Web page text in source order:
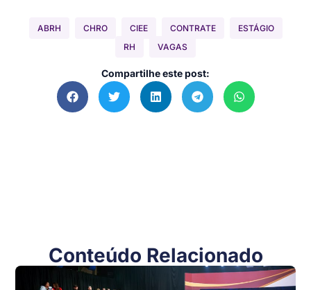
ABRH CHRO CIEE CONTRATE
ESTÁGIO
RH
VAGAS
Compartilhe este post:
Conteúdo Relacionado